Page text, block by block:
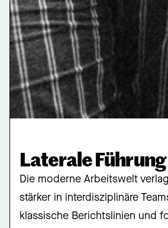
Laterale Führung
Die moderne Arbeitswelt
stärker in interdisziplinäre
klassische Berichtslinien und